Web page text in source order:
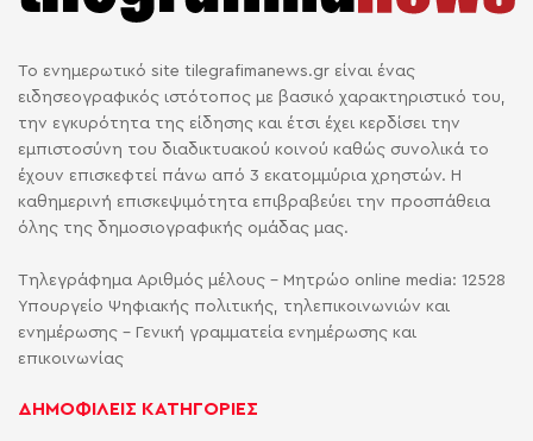
Το ενημερωτικό site tilegrafimanews.gr είναι ένας
ειδησεογραφικός ιστότοπος με βασικό χαρακτηριστικό του,
την εγκυρότητα της είδησης και έτσι έχει κερδίσει την
εμπιστοσύνη του διαδικτυακού κοινού καθώς συνολικά το
έχουν επισκεφτεί πάνω από 3 εκατομμύρια χρηστών. Η
καθημερινή επισκεψιμότητα επιβραβεύει την προσπάθεια
όλης της δημοσιογραφικής ομάδας μας.
Τηλεγράφημα Αριθμός μέλους - Μητρώο online media: 12528
Υπουργείο Ψηφιακής πολιτικής, τηλεπικοινωνιών και
ενημέρωσης - Γενική γραμματεία ενημέρωσης και
επικοινωνίας
ΔΗΜΟΦΙΛΕΙΣ ΚΑΤΗΓΟΡΙΕΣ